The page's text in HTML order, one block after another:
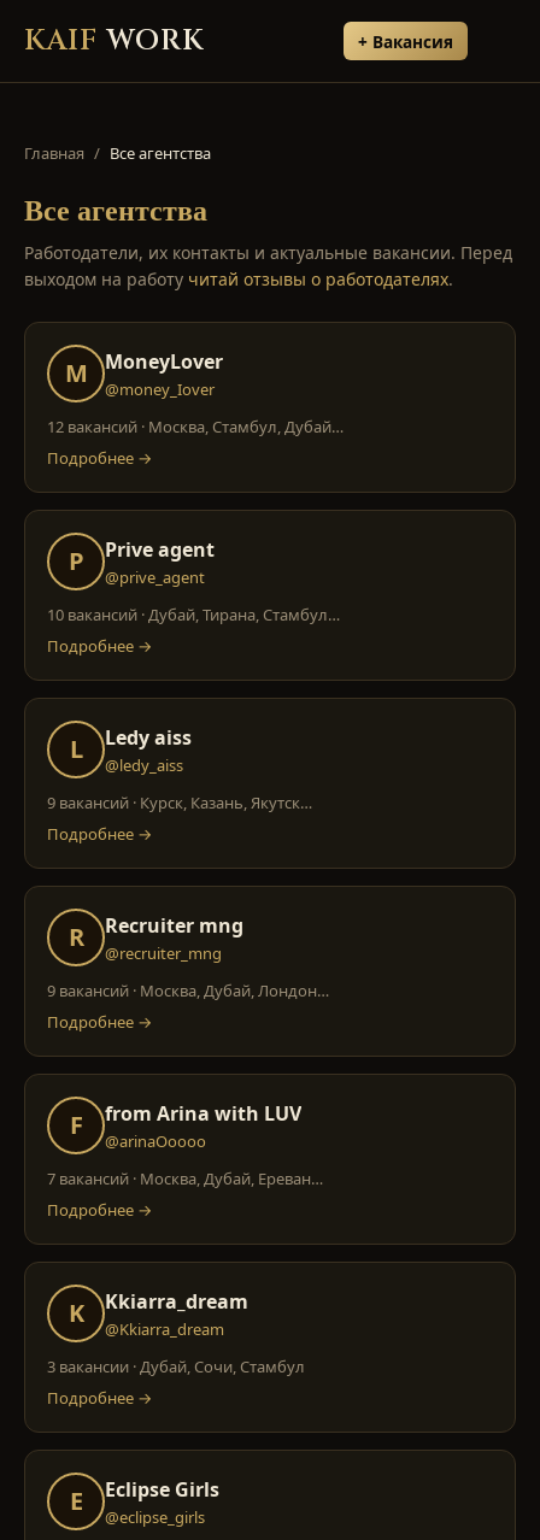
KAIF WORK + Вакансия
Главная / Все агентства
Все агентства
Работодатели, их контакты и актуальные вакансии. Перед
выходом на работу читай отзывы о работодателях.
M MoneyLover
@money_Iover
12 вакансий · Москва, Стамбул, Дубай…
Подробнее →
P Prive agent
@prive_agent
10 вакансий ·Дубай, Тирана, Стамбул…
Подробнее →
L Ledy aiss
@ledy_aiss
9 вакансий · Курск, Казань, Якутск…
Подробнее →
R Recruiter mng
@recruiter_mng
9 вакансий · Москва, Дубай, Лондон…
Подробнее →
F from Arina with LUV
@arinaOoooo
7 вакансий · Москва, Дубай, Ереван…
Подробнее →
K Kkiarra_dream
@Kkiarra_dream
3 вакансии ·Дубай, Сочи, Стамбул
Подробнее →
E Eclipse Girls
@eclipse_girls